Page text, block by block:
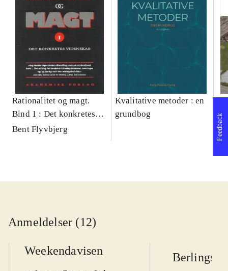
Rationalitet og magt.
Bind 1 : Det konkretes
videnskab
Bent Flyvbjerg
Kvalitative metoder : en
grundbog
Anmeldelser (12)
Weekendavisen
Feedback